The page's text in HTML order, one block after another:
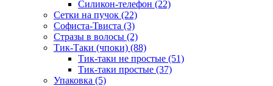
Силикон-телефон (22)
Сетки на пучок (22)
Софиста-Твиста (3)
Стразы в волосы (2)
Тик-Таки (чпоки) (88)
Тик-таки не простые (51)
Тик-таки простые (37)
Упаковка (5)